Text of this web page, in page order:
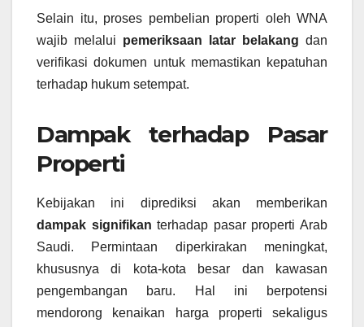
Selain itu, proses pembelian properti oleh WNA
wajib melalui pemeriksaan latar belakang dan
verifikasi dokumen untuk memastikan kepatuhan
terhadap hukum setempat.
Dampak terhadap Pasar
Properti
Kebijakan ini diprediksi akan memberikan
dampak signifikan terhadap pasar properti Arab
Saudi. Permintaan diperkirakan meningkat,
khususnya di kota-kota besar dan kawasan
pengembangan baru. Hal ini berpotensi
mendorong kenaikan harga properti sekaligus